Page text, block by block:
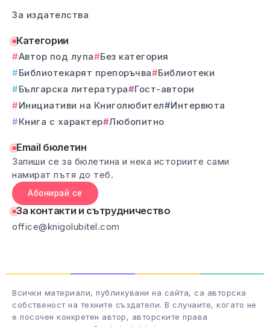
За издателства
Категории
Автор под лупа
Без категория
Библиотекарят препоръчва
Библиотеки
Българска литература
Гост-автори
Инициативи на Книголюбител
Интервюта
Книга с характер Любопитно
Email бюлетин
Запиши се за бюлетина и нека историите сами
намират пътя до теб.
Абонирай се
За контакти и сътрудничество
office@knigolubitel.com
Всички материали, публикувани на сайта, са авторска
собственост на техните създатели. В случаите, когато не
е посочен конкретен автор, авторските права